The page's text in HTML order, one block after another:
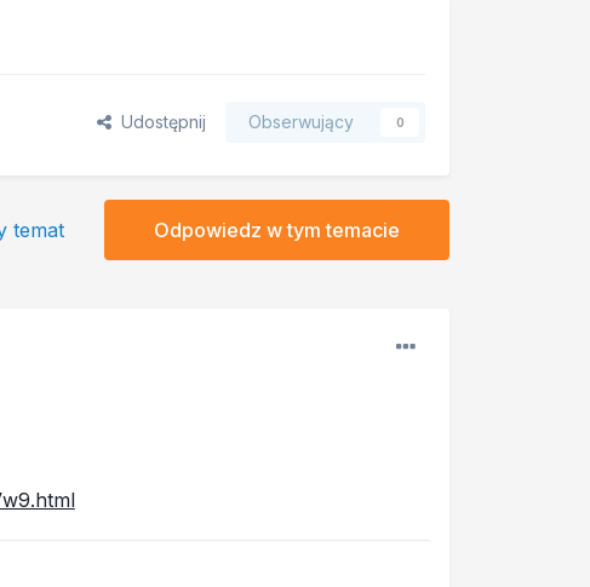
Udostępnij Obserwujący 0
Odpowiedz w tym temacie
temat